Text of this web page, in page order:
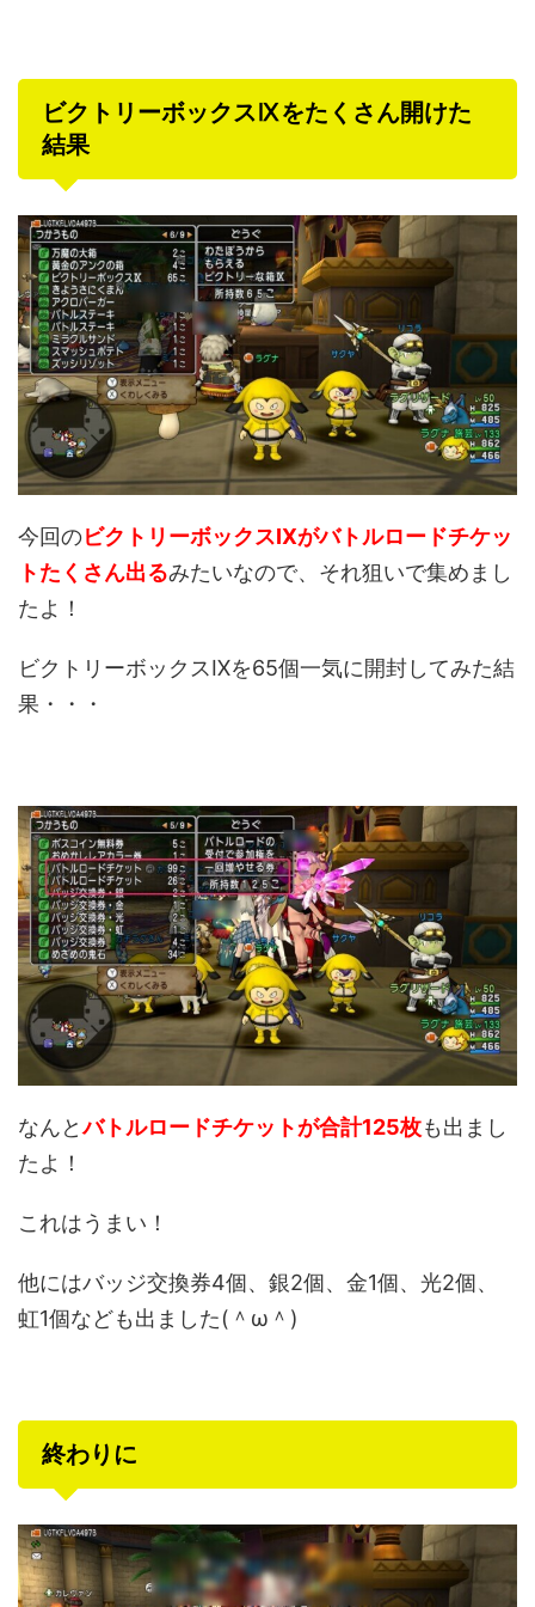
ビクトリーボックスⅨをたくさん開けた
結果
今回のビクトリーボックスⅨがバトルロードチケッ
トたくさん出るみたいなので、それ狙いで集めまし
たよ！
ビクトリーボックスⅨを65個一気に開封してみた結
果・・・
なんとバトルロードチケットが合計125枚も出まし
たよ！
これはうまい！
他にはバッジ交換券4個、銀2個、金1個、光2個、
虹1個なども出ました(＾ω＾)
終わりに